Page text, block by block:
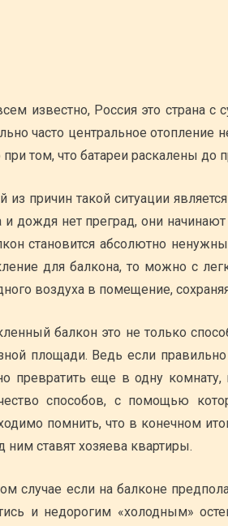
известно, Россия это страна
часто центральное отопление
при том, что батареи раскалены до
из причин такой ситуации
и дождя нет преград, они
становится абсолютно
для балкона, то можно с
воздуха в помещение,
балкон это не только
площади. Ведь если
превратить еще в одну
способов, с помощью
помнить, что в конечном
ним ставят хозяева квартиры.
случае если на балконе
и недорогим «холодным»